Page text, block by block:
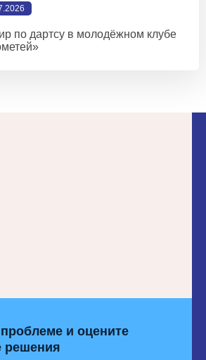
по дартсу в молодёжном клубе
и оцените
решения